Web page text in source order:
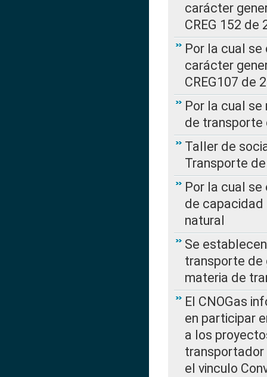
carácter
CREG 152 de
Por la cual
carácter
CREG107 de
Por la cual
de transporte
Taller de
Transporte
Por la cual
de capacidad
natural
Se
transporte de
materia de
El CNOGas
en participar
a los
transportador
el vinculo